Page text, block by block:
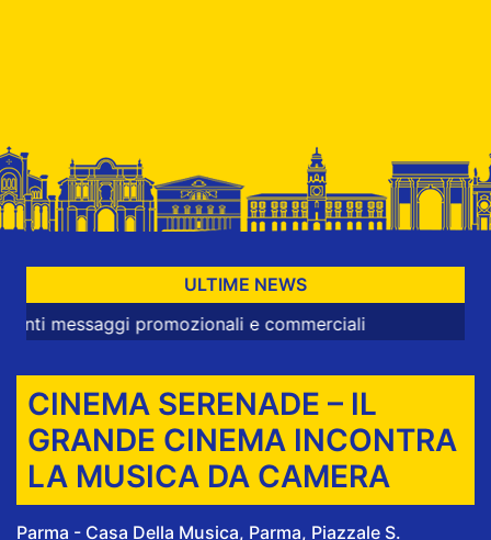
ULTIME NEWS
promozionali e commerciali
CINEMA SERENADE – IL
GRANDE CINEMA INCONTRA
LA MUSICA DA CAMERA
Parma - Casa Della Musica, Parma, Piazzale S.